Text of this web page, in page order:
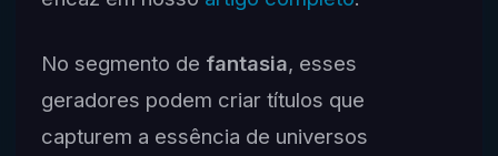
No segmento de fantasia, esses
geradores podem criar títulos que
capturem a essência de universos